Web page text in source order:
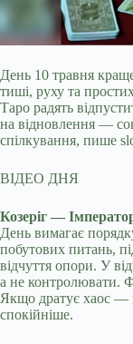
День 10 травня
тиші, руху та
Таро радять
на відновлення —
спілкування, пише
ВІДЕО ДНЯ
Козеріг —
День вимагає
побутових питань,
відчуття опори. У
а не контролювати.
Якщо дратує хаос —
спокійніше.